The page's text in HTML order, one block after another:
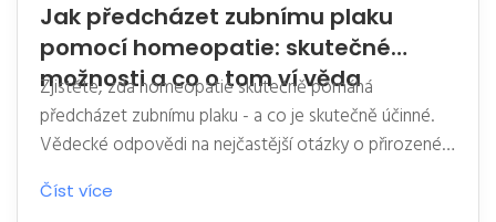
Jak předcházet zubnímu plaku
pomocí homeopatie: skutečné
možnosti a co o tom ví věda
Zjistěte, zda homeopatie skutečně pomáhá
předcházet zubnímu plaku - a co je skutečně účinné.
Vědecké odpovědi na nejčastější otázky o přirozené
péči o zuby.
Číst více